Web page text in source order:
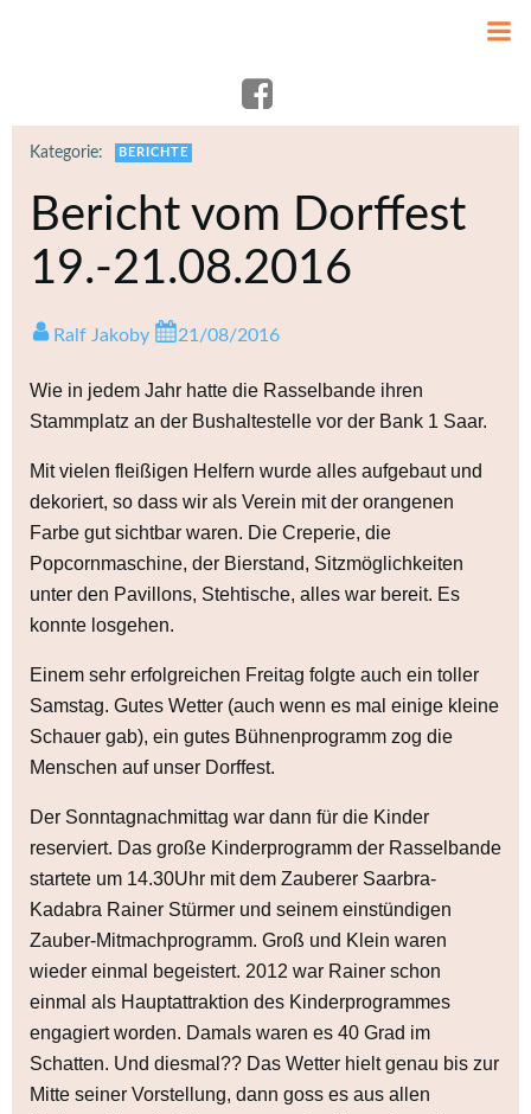
Kategorie: BERICHTE
Bericht vom Dorffest
19.-21.08.2016
Ralf Jakoby 21/08/2016
Wie in jedem Jahr hatte die Rasselbande ihren
Stammplatz an der Bushaltestelle vor der Bank 1 Saar.
Mit vielen fleißigen Helfern wurde alles aufgebaut und
dekoriert, so dass wir als Verein mit der orangenen
Farbe gut sichtbar waren. Die Creperie, die
Popcornmaschine, der Bierstand, Sitzmöglichkeiten
unter den Pavillons, Stehtische, alles war bereit. Es
konnte losgehen.
Einem sehr erfolgreichen Freitag folgte auch ein toller
Samstag. Gutes Wetter (auch wenn es mal einige kleine
Schauer gab), ein gutes Bühnenprogramm zog die
Menschen auf unser Dorffest.
Der Sonntagnachmittag war dann für die Kinder
reserviert. Das große Kinderprogramm der Rasselbande
startete um 14.30Uhr mit dem Zauberer Saarbra-
Kadabra Rainer Stürmer und seinem einstündigen
Zauber-Mitmachprogramm. Groß und Klein waren
wieder einmal begeistert. 2012 war Rainer schon
einmal als Hauptattraktion des Kinderprogrammes
engagiert worden. Damals waren es 40 Grad im
Schatten. Und diesmal?? Das Wetter hielt genau bis zur
Mitte seiner Vorstellung, dann goss es aus allen